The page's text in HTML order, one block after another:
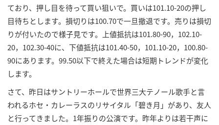
ており、押し目を待って買い狙いで。買いは101.10-20の押し
目待ちとします。損切りは100.70で一旦撤退です。売りは損切
りが付いたので様子見です。上値抵抗は101.80-90，102.10-
20，102.30-40に、下値抵抗は101.40-50，101.10-20，100.80-
90にあります。99.50以下で終えた場合は短期トレンドが変化
します。
さて、昨日はサントリーホールで世界三大テノール歌手と言
われるホセ・カレーラスのリサイタル「碧き月」があり、友人
と行ってきました。1年振りの公演です。昨年よりは若干声に